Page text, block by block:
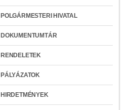
POLGÁRMESTERI HIVATAL
DOKUMENTUMTÁR
RENDELETEK
PÁLYÁZATOK
HIRDETMÉNYEK